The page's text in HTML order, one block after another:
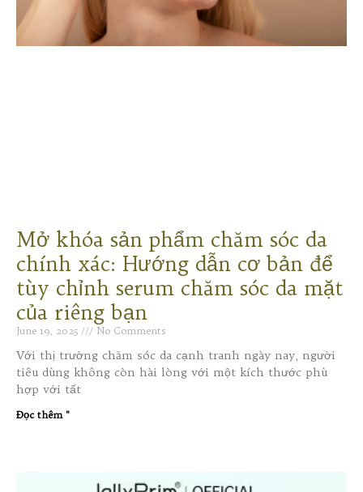
Mở khóa sản phẩm chăm sóc da
chính xác: Hướng dẫn cơ bản để
tùy chỉnh serum chăm sóc da mặt
của riêng bạn
June 19, 2025 No Comments
Với thị trường chăm sóc da cạnh tranh ngày nay, người
tiêu dùng không còn hài lòng với một kích thước phù
hợp với tất
Đọc thêm "